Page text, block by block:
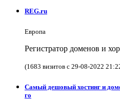
REG.ru
Европа
Регистратор доменов и
(1683 визитов с 29-08-2022
Самый дешовый хостинг и
го